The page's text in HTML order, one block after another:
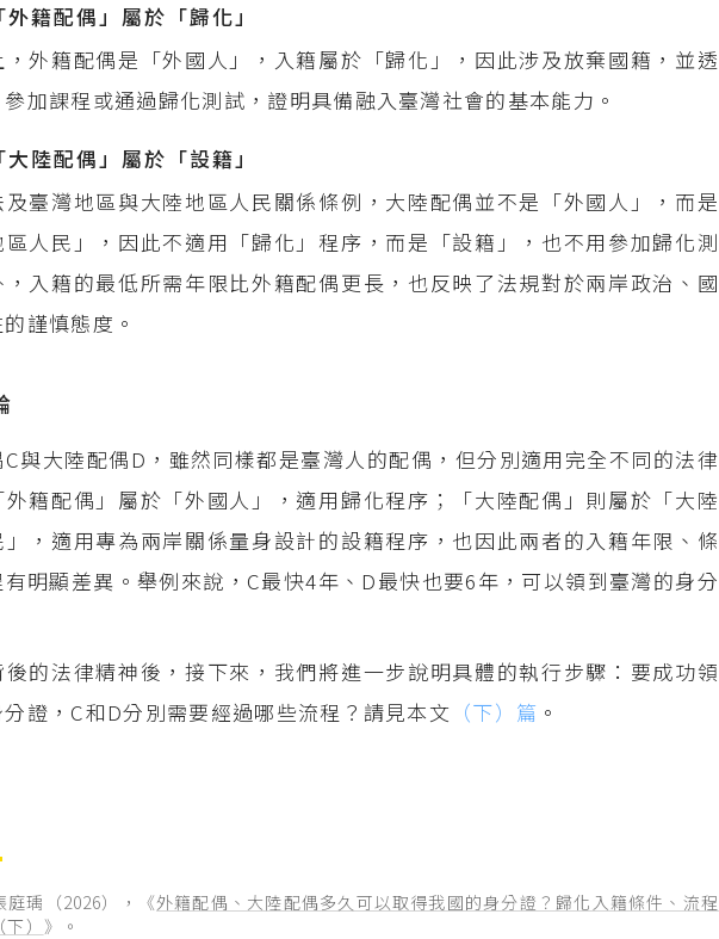
外籍配偶」屬於「歸化」
，外籍配偶是「外國人」，入籍屬於「歸化」，因此涉及放棄國籍，並透
加課程或通過歸化測試，證明具備融入臺灣社會的基本能力。
大陸配偶」屬於「設籍」
及臺灣地區與大陸地區人民關係條例，大陸配偶並不是「外國人」，而是
區人民」，因此不適用「歸化」程序，而是「設籍」，也不用參加歸化測
，入籍的最低所需年限比外籍配偶更長，也反映了法規對於兩岸政治、國
謹慎態度。
與大陸配偶D，雖然同樣都是臺灣人的配偶，但分別適用完全不同的法律
籍配偶」屬於「外國人」，適用歸化程序；「大陸配偶」則屬於「大陸
，適用專為兩岸關係量身設計的設籍程序，也因此兩者的入籍年限、條
明顯差異。舉例來說，C最快4年、D最快也要6年，可以領到臺灣的身分
後的法律精神後，接下來，我們將進一步說明具體的執行步驟：要成功領
證，C和D分別需要經過哪些流程？請見本文 （下）篇 。
庭瑀（2026），《外籍配偶、大陸配偶多久可以取得我國的身分證？歸化入籍條件、流程
） 》。